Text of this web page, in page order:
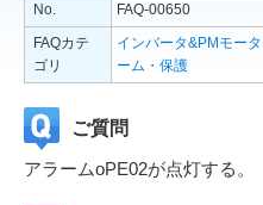
No.
FAQ-00650
FAQカテ
ゴリ
インバータ&PMモータ
ーム・保護
ご質問
アラームoPE02が点灯する。